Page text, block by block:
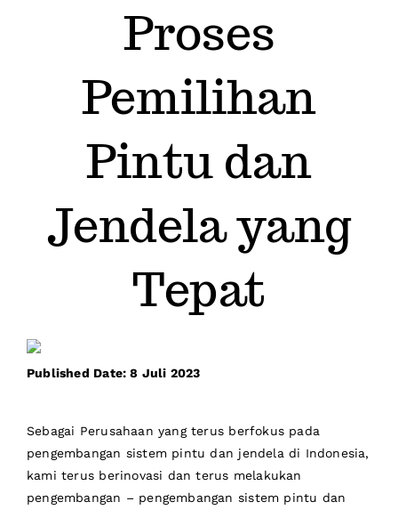
Gallery
Proses
Pemilihan
Pintu dan
Jendela yang
Tepat
Published Date: 8 Juli 2023
Sebagai Perusahaan yang terus berfokus pada
pengembangan sistem pintu dan jendela di Indonesia,
kami terus berinovasi dan terus melakukan
pengembangan – pengembangan sistem pintu dan